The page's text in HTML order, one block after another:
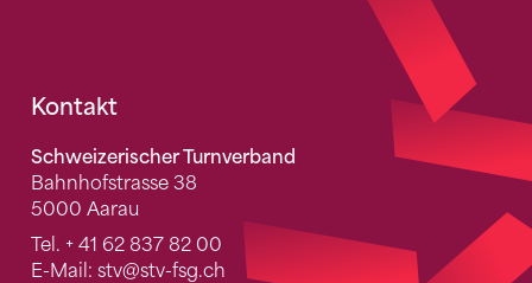
Fusszeile
Kontakt
Schweizerischer Turnverband
Bahnhofstrasse 38
5000 Aarau
Tel. + 41 62 837 82 00
E-Mail: stv@stv-fsg.ch